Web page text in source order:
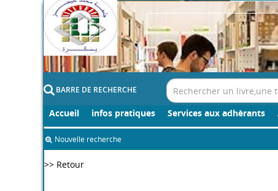
Accueil infos pratiques Services aux adhèrants
BARRE DE RECHERCHE
Nouvelle recherche
>> Retour